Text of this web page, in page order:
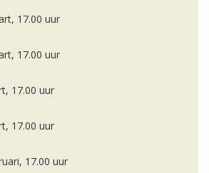
17.00 uur
17.00 uur
17.00 uur
17.00 uur
17.00 uur